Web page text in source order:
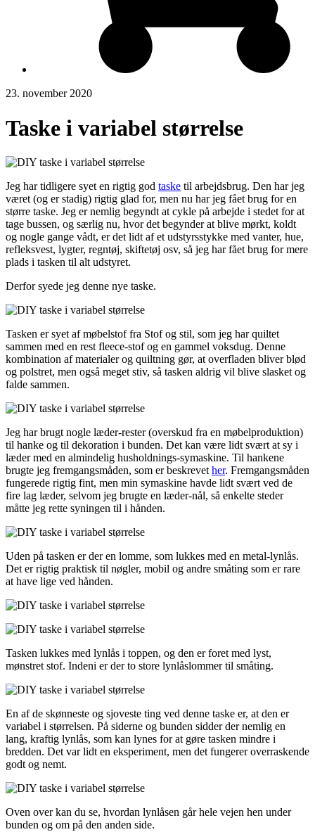
23. november 2020
Taske i variabel størrelse
Jeg har tidligere syet en rigtig god taske til arbejdsbrug. Den har jeg
været (og er stadig) rigtig glad for, men nu har jeg fået brug for en
større taske. Jeg er nemlig begyndt at cykle på arbejde i stedet for at
tage bussen, og særlig nu, hvor det begynder at blive mørkt, koldt
og nogle gange vådt, er det lidt af et udstyrsstykke med vanter, hue,
refleksvest, lygter, regntøj, skiftetøj osv, så jeg har fået brug for mere
plads i tasken til alt udstyret.
Derfor syede jeg denne nye taske.
Tasken er syet af møbelstof fra Stof og stil, som jeg har quiltet
sammen med en rest fleece-stof og en gammel voksdug. Denne
kombination af materialer og quiltning gør, at overfladen bliver blød
og polstret, men også meget stiv, så tasken aldrig vil blive slasket og
falde sammen.
Jeg har brugt nogle læder-rester (overskud fra en møbelproduktion)
til hanke og til dekoration i bunden. Det kan være lidt svært at sy i
læder med en almindelig husholdnings-symaskine. Til hankene
brugte jeg fremgangsmåden, som er beskrevet her. Fremgangsmåden
fungerede rigtig fint, men min symaskine havde lidt svært ved de
fire lag læder, selvom jeg brugte en læder-nål, så enkelte steder
måtte jeg rette syningen til i hånden.
Uden på tasken er der en lomme, som lukkes med en metal-lynlås.
Det er rigtig praktisk til nøgler, mobil og andre småting som er rare
at have lige ved hånden.
Tasken lukkes med lynlås i toppen, og den er foret med lyst,
mønstret stof. Indeni er der to store lynlåslommer til småting.
En af de skønneste og sjoveste ting ved denne taske er, at den er
variabel i størrelsen. På siderne og bunden sidder der nemlig en
lang, kraftig lynlås, som kan lynes for at gøre tasken mindre i
bredden. Det var lidt en eksperiment, men det fungerer overraskende
godt og nemt.
Oven over kan du se, hvordan lynlåsen går hele vejen hen under
bunden og om på den anden side.